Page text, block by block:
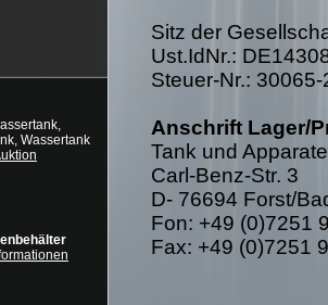
Wassertank
Sitz der
Ust.IdNr.:
Steuer-Nr.:
Anschrift Lager/
Tank und
Carl-Benz-Str. 3
D- 76694 Forst/
Fon: +49 (0)7251
Fax: +49 (0)7251